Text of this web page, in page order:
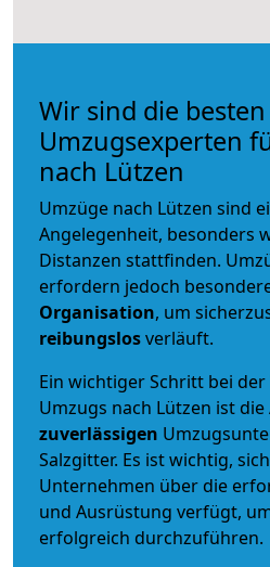
Wir sind die besten
Umzugsexperten
nach Lützen
Umzüge nach Lützen sind
Angelegenheit, besonders
Distanzen stattfinden.
erfordern jedoch
Organisation, um
reibungslosverläuft.
Ein wichtiger Schritt bei
Umzugs nach Lützen ist die
zuverlässigen
Salzgitter. Es ist wichtig,
Unternehmen über die
und Ausrüstung verfügt,
erfolgreich durchzuführen.